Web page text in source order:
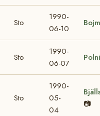
Sto
1990-
06-10
Sto
1990-
06-07
Polni
Sto
1990-
05-
04
📷